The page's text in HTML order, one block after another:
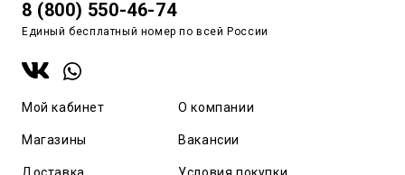
8 (800) 550-46-74
Единый бесплатный номер по всей России
Мой кабинет
Магазины
О компании
Вакансии